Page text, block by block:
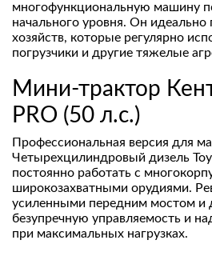
многофункциональную машину
начального уровня. Он
хозяйств, которые регулярно
погрузчики и другие тяжелые
Мини-трактор
PRO (50 л.с.)
Профессиональная версия для
Четырехцилиндровый дизель
постоянно работать с
широкозахватными орудиями.
усиленными передним мостом и
безупречную управляемость и
при максимальных нагрузках.